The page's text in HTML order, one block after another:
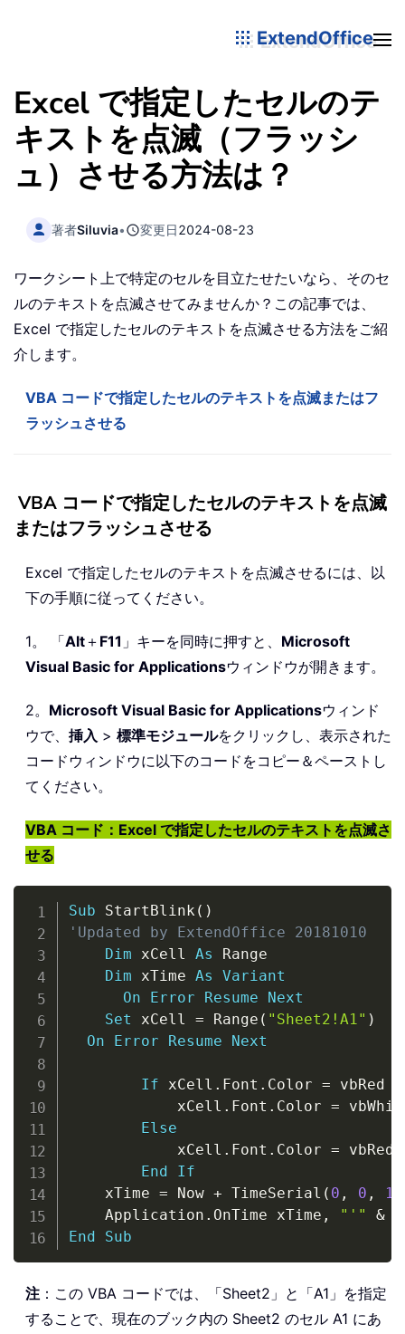
ExtendOffice
Excel で指定したセルのテ
キストを点滅（フラッシ
ュ）させる方法は？
著者Siluvia• 変更日2024-08-23
ワークシート上で特定のセルを目立たせたいなら、そのセ
ルのテキストを点滅させてみませんか？この記事では、
Excel で指定したセルのテキストを点滅させる方法をご紹
介します。
VBA コードで指定したセルのテキストを点滅またはフ
ラッシュさせる
VBA コードで指定したセルのテキストを点滅
またはフラッシュさせる
Excel で指定したセルのテキストを点滅させるには、以
下の手順に従ってください。
1。 「Alt＋ F11 」キーを同時に押すと、 Microsoft
Visual Basic for Applicationsウィンドウが開きます。
2。 Microsoft Visual Basic for Applicationsウィンド
ウで、 挿入 > 標準モジュールをクリックし、表示された
コードウィンドウに以下のコードをコピー＆ペーストし
てください。
VBA コード：Excel で指定したセルのテキストを点滅さ
せる
Sub StartBlink ( )
'Updated by ExtendOffice 20181010
Dim xCell As Range
Dim xTime As
Variant
On
Error Resume
Next
Set xCell = Range ( "Sheet2!A1" )
On
Error Resume Next
If xCell . Font . Color = vbRed
            xCell
. Font . Color =
Else
            xCell
. Font . Color = vbRed
End
If
    xTime
= Now + TimeSerial ( 0 , 0 , 1
    Application
. OnTime xTime , "'" &
End
Sub
注 ：この VBA コードでは、「Sheet2」と「A1」を指定
することで、現在のブック内の Sheet2 のセル A1 にあ